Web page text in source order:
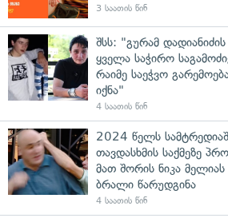
3 საათის წინ
შსს: "გურამ
ყველა საჭირო
რაიმე საეჭვო
იქნა"
4 საათის წინ
2024 წელს
თავდასხმის საქმეზე
მათ შორის ნიკა
ბრალი წარუდგინა
4 საათის წინ